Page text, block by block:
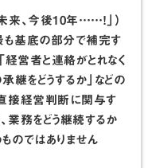
来、今後10年……！」）
も基底の部分で補完す
経営者と連絡がとれなく
継をどうするか」などの
直接経営判断に関与す
業務をどう継続するか
のではありません